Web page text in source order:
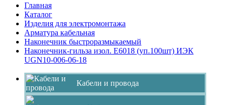
Главная
Каталог
Изделия для электромонтажа
Арматура кабельная
Наконечник быстроразмыкаемый
Наконечник-гильза изол. Е6018 (уп.100шт) ИЭК
UGN10-006-06-18
Кабели и провода